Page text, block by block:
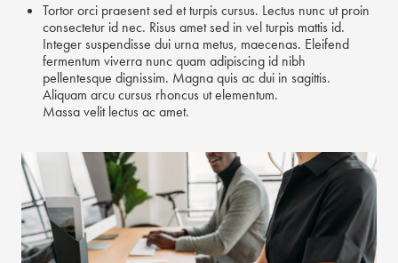
Tortor orci praesent sed et turpis cursus. Lectus nunc ut proin
consectetur id nec. Risus amet sed in vel turpis mattis id.
Integer suspendisse dui urna metus, maecenas. Eleifend
fermentum viverra nunc quam adipiscing id nibh
pellentesque dignissim. Magna quis ac dui in sagittis.
Aliquam arcu cursus rhoncus ut elementum.
Massa velit lectus ac amet.